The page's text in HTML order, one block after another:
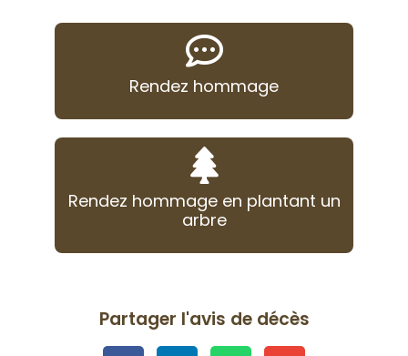
Rendez hommage
Rendez hommage en plantant un
arbre
Partager l'avis de décès